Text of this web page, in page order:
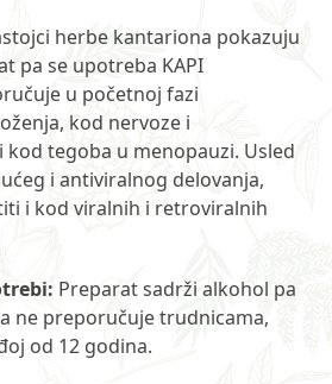
herbe kantariona pokazuju
pa se upotreba KAPI
u početnoj fazi
kod nervoze i
tegoba u menopauzi. Usled
i antiviralnog delovanja,
i kod viralnih i retroviralnih
Preparat sadrži alkohol pa
ne preporučuje trudnicama,
od 12 godina.